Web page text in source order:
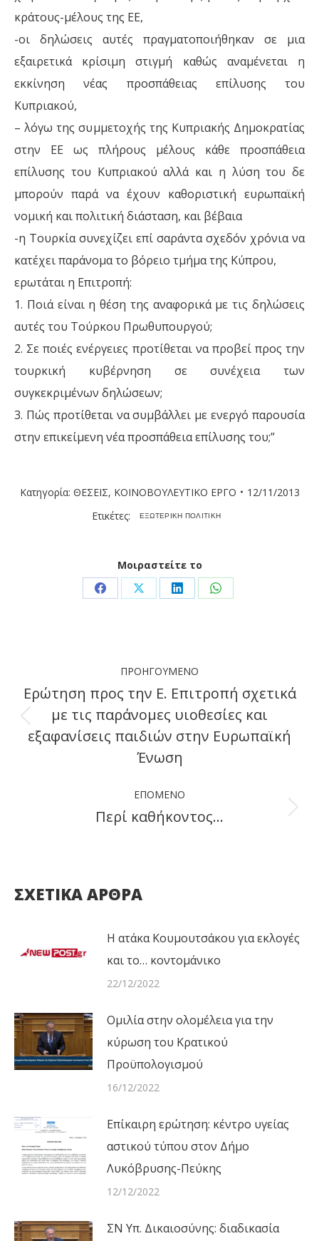
κράτους-μέλους της ΕΕ,
-οι δηλώσεις αυτές πραγματοποιήθηκαν σε μια
εξαιρετικά κρίσιμη στιγμή καθώς αναμένεται η
εκκίνηση νέας προσπάθειας επίλυσης του
Κυπριακού,
– λόγω της συμμετοχής της Κυπριακής Δημοκρατίας
στην ΕΕ ως πλήρους μέλους κάθε προσπάθεια
επίλυσης του Κυπριακού αλλά και η λύση του δε
μπορούν παρά να έχουν καθοριστική ευρωπαϊκή
νομική και πολιτική διάσταση, και βέβαια
-η Τουρκία συνεχίζει επί σαράντα σχεδόν χρόνια να
κατέχει παράνομα το βόρειο τμήμα της Κύπρου,
ερωτάται η Επιτροπή:
1. Ποιά είναι η θέση της αναφορικά με τις δηλώσεις
αυτές του Τούρκου Πρωθυπουργού;
2. Σε ποιές ενέργειες προτίθεται να προβεί προς την
τουρκική κυβέρνηση σε συνέχεια των
συγκεκριμένων δηλώσεων;
3. Πώς προτίθεται να συμβάλλει με ενεργό παρουσία
στην επικείμενη νέα προσπάθεια επίλυσης του;”
Κατηγορία: ΘΕΣΕΙΣ, ΚΟΙΝΟΒΟΥΛΕΥΤΙΚΟ ΕΡΓΟ
12/11/2013
Ετικέτες:
ΕΞΩΤΕΡΙΚΗ ΠΟΛΙΤΙΚΗ
Μοιραστείτε το
Share Share Share Share
navigation
ΠΡΟΗΓΟΎΜΕΝΟ
Previous
Ερώτηση προς την Ε. Επιτροπή σχετικά
με τις παράνομες υιοθεσίες και
εξαφανίσεις παιδιών στην Ευρωπαϊκή
Ένωση
ΕΠΌΜΕΝΟ
Next
Περί καθήκοντος…
ΣΧΕΤΙΚΑ ΑΡΘΡΑ
Η ατάκα Κουμουτσάκου για εκλογές
και το… κοντομάνικο
22/12/2022
Ομιλία στην ολομέλεια για την
κύρωση του Κρατικού
Προϋπολογισμού
16/12/2022
Επίκαιρη ερώτηση: κέντρο υγείας
αστικού τύπου στον Δήμο
Λυκόβρυσης-Πεύκης
12/12/2022
ΣΝ Υπ. Δικαιοσύνης: διαδικασία